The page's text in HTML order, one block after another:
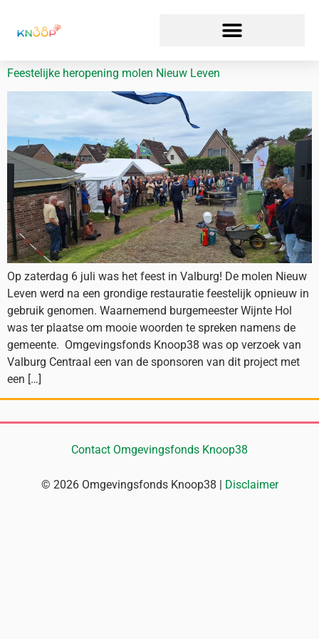
Feestelijke heropening molen Nieuw Leven
Op zaterdag 6 juli was het feest in Valburg! De molen Nieuw
Leven werd na een grondige restauratie feestelijk opnieuw in
gebruik genomen. Waarnemend burgemeester Wijnte Hol
was ter plaatse om mooie woorden te spreken namens de
gemeente. Omgevingsfonds Knoop38 was op verzoek van
Valburg Centraal een van de sponsoren van dit project met
een […]
Contact Omgevingsfonds Knoop38
© 2026 Omgevingsfonds Knoop38 | Disclaimer